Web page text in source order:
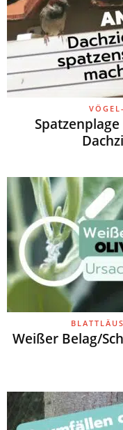
Weißer Belag/